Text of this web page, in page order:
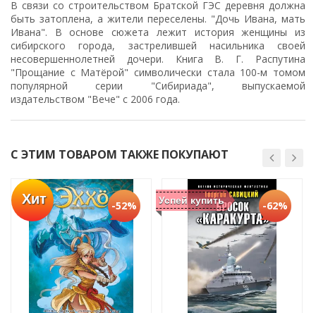
В связи со строительством Братской ГЭС деревня должна
быть затоплена, а жители переселены. "Дочь Ивана, мать
Ивана". В основе сюжета лежит история женщины из
сибирского города, застрелившей насильника своей
несовершеннолетней дочери. Книга В. Г. Распутина
"Прощание с Матёрой" символически стала 100-м томом
популярной серии "Сибириада", выпускаемой
издательством "Вече" с 2006 года.
С ЭТИМ ТОВАРОМ ТАКЖЕ ПОКУПАЮТ
Хит -52% Успей купить -62%